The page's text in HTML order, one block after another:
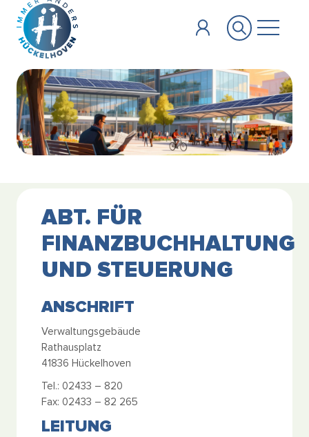
Zum Hauptinhalt springen
ABT. FÜR
FINANZBUCHHALTUNG
UND STEUERUNG
ANSCHRIFT
Verwaltungsgebäude
Rathausplatz
41836 Hückelhoven
Tel.: 02433 – 820
Fax: 02433 – 82 265
LEITUNG